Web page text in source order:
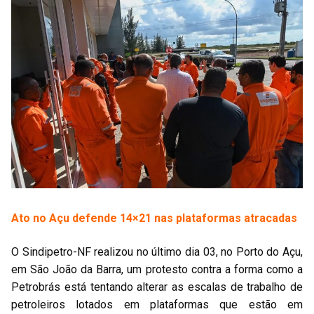
Ato no Açu defende 14×21 nas plataformas atracadas
O Sindipetro-NF realizou no último dia 03, no Porto do Açu,
em São João da Barra, um protesto contra a forma como a
Petrobrás está tentando alterar as escalas de trabalho de
petroleiros lotados em plataformas que estão em